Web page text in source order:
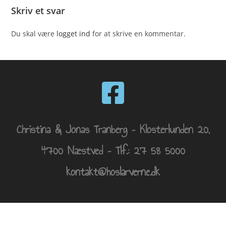
Skriv et svar
Du skal være logget ind for at skrive en kommentar.
Christina & Jonas Tranberg – Klosterlunden 20,
4700 Næstved – Tlf.: 27 58 5000
kontakt@hoslarverne.dk